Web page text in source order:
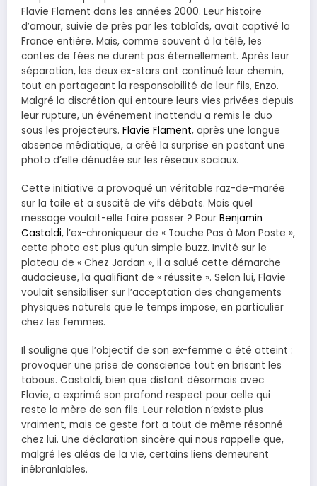
Flavie Flament dans les années 2000. Leur histoire
d’amour, suivie de près par les tabloïds, avait captivé la
France entière. Mais, comme souvent à la télé, les
contes de fées ne durent pas éternellement. Après leur
séparation, les deux ex-stars ont continué leur chemin,
tout en partageant la responsabilité de leur fils, Enzo.
Malgré la discrétion qui entoure leurs vies privées depuis
leur rupture, un événement inattendu a remis le duo
sous les projecteurs. Flavie Flament, après une longue
absence médiatique, a créé la surprise en postant une
photo d’elle dénudée sur les réseaux sociaux.
Cette initiative a provoqué un véritable raz-de-marée
sur la toile et a suscité de vifs débats. Mais quel
message voulait-elle faire passer ? Pour Benjamin
Castaldi, l’ex-chroniqueur de « Touche Pas à Mon Poste »,
cette photo est plus qu’un simple buzz. Invité sur le
plateau de « Chez Jordan », il a salué cette démarche
audacieuse, la qualifiant de « réussite ». Selon lui, Flavie
voulait sensibiliser sur l’acceptation des changements
physiques naturels que le temps impose, en particulier
chez les femmes.
Il souligne que l’objectif de son ex-femme a été atteint :
provoquer une prise de conscience tout en brisant les
tabous. Castaldi, bien que distant désormais avec
Flavie, a exprimé son profond respect pour celle qui
reste la mère de son fils. Leur relation n’existe plus
vraiment, mais ce geste fort a tout de même résonné
chez lui. Une déclaration sincère qui nous rappelle que,
malgré les aléas de la vie, certains liens demeurent
inébranlables.